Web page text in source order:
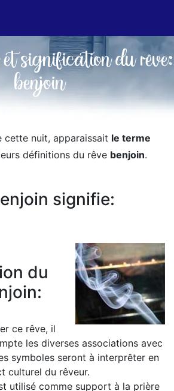
et signification du rêve:
benjoin
cette nuit, apparaissait le terme
définitions du rêve benjoin.
signifie:
du
ce rêve, il
les diverses associations avec
symboles seront à interprêter en
culturel du rêveur.
utilisé comme support à la prière